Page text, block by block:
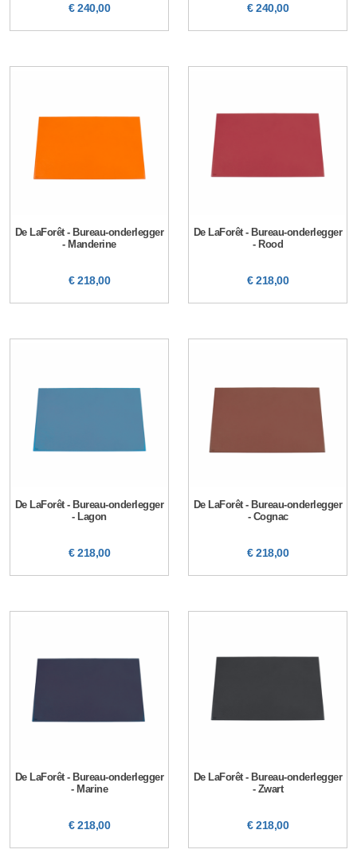
€ 240,00 € 240,00
De LaForêt - Bureau-onderlegger
- Manderine
€ 218,00
De LaForêt - Bureau-onderlegger
- Rood
€ 218,00
De LaForêt - Bureau-onderlegger
- Lagon
€ 218,00
De LaForêt - Bureau-onderlegger
- Cognac
€ 218,00
De LaForêt - Bureau-onderlegger
- Marine
€ 218,00
De LaForêt - Bureau-onderlegger
- Zwart
€ 218,00